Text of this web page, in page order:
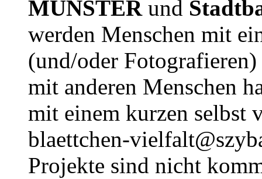
MÜNSTERund
werden Menschen mit
(und/oder
mit anderen Menschen
mit einem kurzen selbst
blaettchen-
Projekte sind nicht